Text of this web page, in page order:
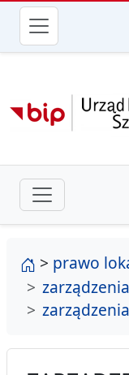
przejdź do
strona
> prawo